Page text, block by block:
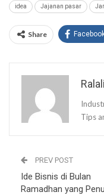
idea Jajanan pasar
Share
Tips
PREV POST
Ide Bisnis di Bulan
Ramadhan yang